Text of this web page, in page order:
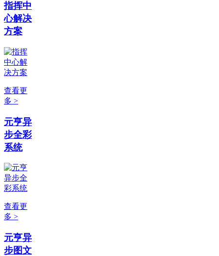
指挥中
心解决
方案
查看更
多 >
元亨异
步全彩
系统
查看更
多 >
元亨异
步图文